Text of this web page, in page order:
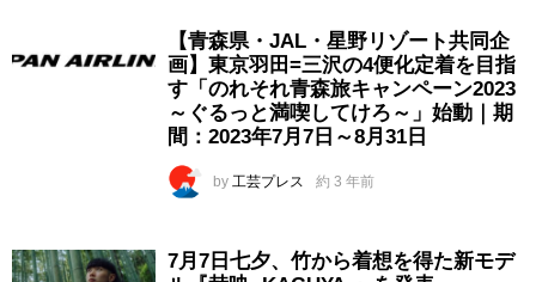
【青森県・JAL・星野リゾート共同企
画】東京羽田=三沢の4便化定着を目指
す「のれそれ青森旅キャンペーン2023
～ぐるっと満喫してけろ～」始動｜期
間：2023年7月7日～8月31日
by 工芸プレス 約 3 年前
7月7日七夕、竹から着想を得た新モデ